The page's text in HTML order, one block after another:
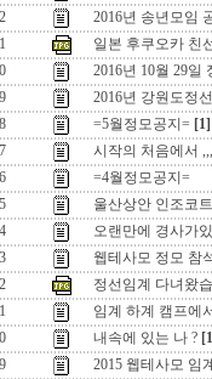
2016년 송년모임
일본 후쿠오카 친
2016년 10월 29일
2016년 강원도정
=5월정모공지= [1]
시작의 처음에서 ,,,
=4월정모공지=
울산상안 인조코
오랜만에 경사가
웹테사모 정모 참
정선임계 다녀왔
임계 하계 캠프에
내속에 있는 나 ?
2015 웹테사모 임